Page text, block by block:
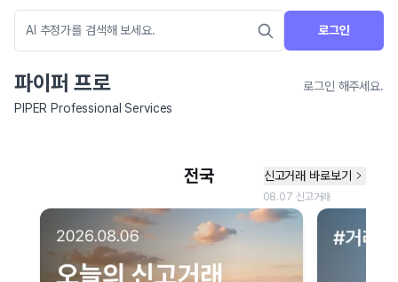
로그인
파이퍼 프로
로그인 해주세요.
PIPER Professional Services